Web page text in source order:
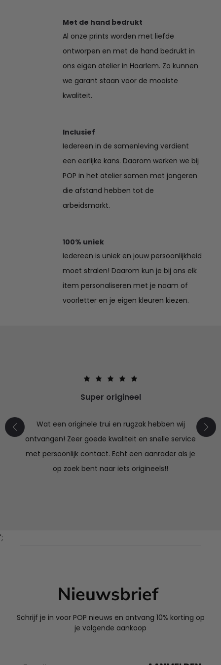
Met de hand bedrukt
Al onze prints worden met liefde
ontworpen en met de hand bedrukt in
ons eigen atelier in Haarlem. Zo kunnen
we garant staan voor de mooiste
kwaliteit.
Inclusief
Iedereen in de samenleving verdient
een eerlijke kans. Daarom werken we bij
POP in het atelier samen met jongeren
die afstand hebben tot de
arbeidsmarkt.
100% uniek
Iedereen is uniek en jouw persoonlijkheid
moet stralen! Daarom kun je bij ons elk
item personaliseren met je naam of
voorletter en je eigen kleuren kiezen.
Super origineel
Wat een originele trui en rugzak hebben wij
ontvangen! Zeer goede kwaliteit en snelle service
met persoonlijk contact. Echt een aanrader als je
op zoek bent naar iets origineels!!
';
Nieuwsbrief
Schrijf je in voor POP nieuws en ontvang 10% korting op
je volgende aankoop